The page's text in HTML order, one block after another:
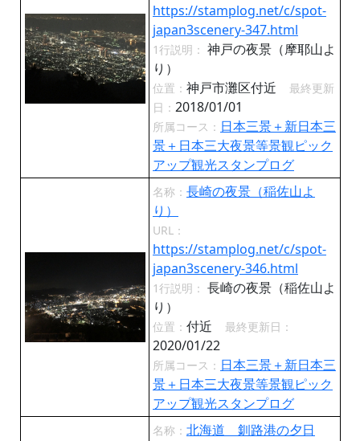
https://stamplog.net/c/spot-
japan3scenery-347.html
1行説明： 神戸の夜景（摩耶山よ
り）
位置： 神戸市灘区付近
最終更新
日： 2018/01/01
所属コース： 日本三景＋新日本三
景＋日本三大夜景等景観ピック
アップ観光スタンプログ
名称： 長崎の夜景（稲佐山よ
り）
URL：
https://stamplog.net/c/spot-
japan3scenery-346.html
1行説明： 長崎の夜景（稲佐山よ
り）
位置： 付近 最終更新日：
2020/01/22
所属コース： 日本三景＋新日本三
景＋日本三大夜景等景観ピック
アップ観光スタンプログ
名称： 北海道 釧路港の夕日